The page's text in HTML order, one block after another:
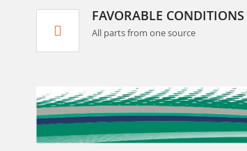
FAVORABLE CONDITIONS
All parts from one source